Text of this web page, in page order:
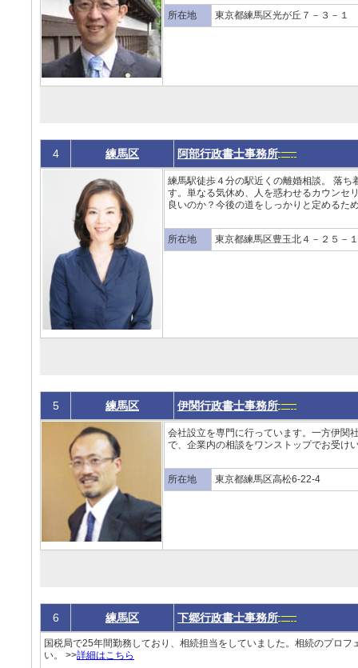
所在地 東京都練馬区光が丘７－３－１
4 練馬区 阿部行政書士事務所
練馬駅徒歩４分の駅近くの離婚相談。 落
す。単なる気休め、人を惑わせるカウンセ
良いのか？今後の道をしっかりと定めるた
所在地 東京都練馬区豊玉北４－２５－
5 練馬区 伊関行政書士事務所
会社設立を専門に行っています。一方伊関
で、企業内の相談をワンストップでお受け
所在地 東京都練馬区高松6-22-4
6 練馬区 下郷行政書士事務所
国税局で25年間勤務しており、相続担当をしていました。相続のプロ
い。 >>詳細はこちら